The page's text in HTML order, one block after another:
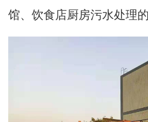
馆、饮食店厨房污水处理的